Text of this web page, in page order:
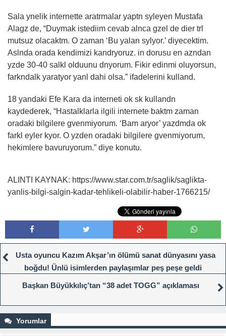
Sala ynelik internette aratrmalar yaptn syleyen Mustafa
Alagz de, “Duymak istediim cevab alnca gzel de dier trl
mutsuz olacaktm. O zaman ‘Bu yalan sylyor.’ diyecektim.
Aslnda orada kendimizi kandryoruz. in dorusu en azndan
yzde 30-40 salkl olduunu dnyorum. Fikir edinmi oluyorsun,
farkndalk yaratyor yanl dahi olsa.” ifadelerini kulland.
18 yandaki Efe Kara da interneti ok sk kullandn
kaydederek, “Hastalklarla ilgili internete baktm zaman
oradaki bilgilere gvenmiyorum. ‘Bam aryor’ yazdmda ok
farkl eyler kyor. O yzden oradaki bilgilere gvenmiyorum,
hekimlere bavuruyorum.” diye konutu.
ALINTI KAYNAK: https://www.star.com.tr/saglik/saglikta-
yanlis-bilgi-salgin-kadar-tehlikeli-olabilir-haber-1766215/
Usta oyuncu Kazım Akşar’ın ölümü sanat dünyasını yasa
boğdu! Ünlü isimlerden paylaşımlar peş peşe geldi
Başkan Büyükkılıç’tan “38 adet TOGG” açıklaması
Yorumlar